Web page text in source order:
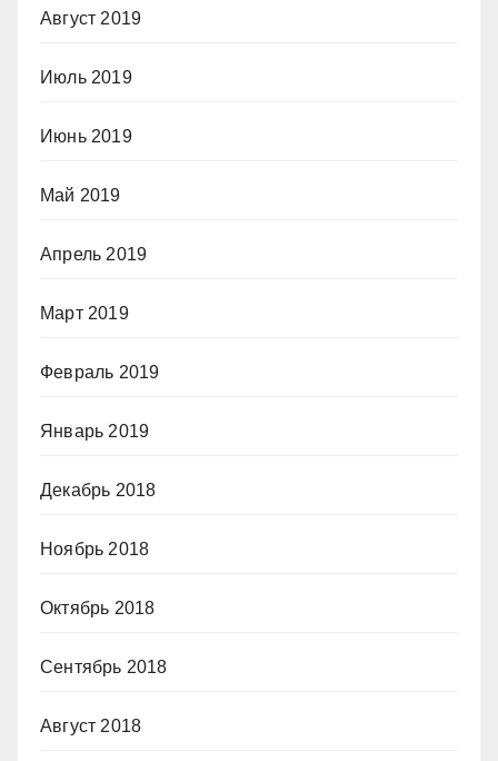
Август 2019
Июль 2019
Июнь 2019
Май 2019
Апрель 2019
Март 2019
Февраль 2019
Январь 2019
Декабрь 2018
Ноябрь 2018
Октябрь 2018
Сентябрь 2018
Август 2018